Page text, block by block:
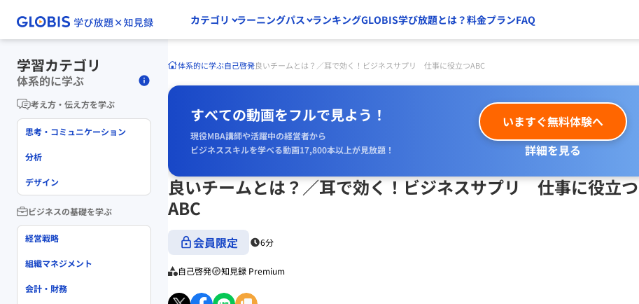
カテゴリ ラーニングパス ランキングGLOBIS学び放題とは？料金プランFAQ
体系的に学ぶ自己啓発良いチームとは？／耳で効く！ビジネスサプリ 仕事に役立つABC
すべての動画をフルで見よう！
現役MBA講師や活躍中の経営者から
ビジネススキルを学べる動画17,800本以上が見放題！
いますぐ無料体験へ
詳細を見る
良いチームとは？／耳で効く！ビジネスサプリ 仕事に役立つ
ABC
会員限定 6分
自己啓発 知見録 Premium
学習カテゴリ
体系的に学ぶ
考え方・伝え方を学ぶ
思考・コミュニケーション
分析
デザイン
ビジネスの基礎を学ぶ
経営戦略
組織マネジメント
会計・財務